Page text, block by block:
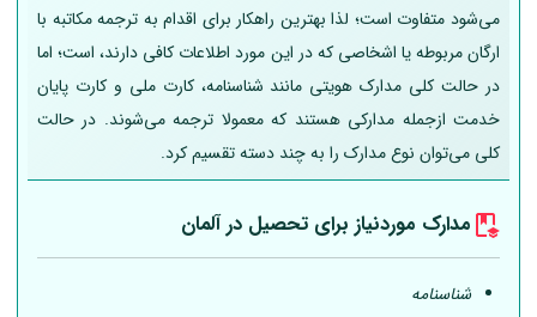
می‌شود متفاوت است؛ لذا بهترین راهکار برای اقدام به ترجمه مکاتبه با
ارگان مربوطه یا اشخاصی که در این مورد اطلاعات کافی دارند، است؛ اما
در حالت کلی مدارک هویتی مانند شناسنامه، کارت ملی و کارت پایان
خدمت ازجمله مدارکی هستند که معمولا ترجمه می‌شوند. در حالت
کلی می‌توان نوع مدارک را به چند دسته تقسیم کرد.
مدارک موردنیاز برای تحصیل درآلمان
شناسنامه